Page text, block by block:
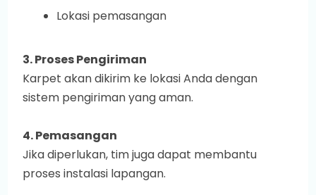
Lokasi pemasangan
3. Proses Pengiriman
Karpet akan dikirim ke lokasi Anda dengan
sistem pengiriman yang aman.
4. Pemasangan
Jika diperlukan, tim juga dapat membantu
proses instalasi lapangan.